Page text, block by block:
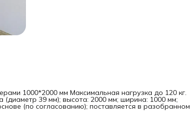
1000*2000 мм Максимальная нагрузка до 120 кг.
39 мм); высота: 2000 мм; ширина: 1000 мм;
(по согласованию); поставляется в разобранном